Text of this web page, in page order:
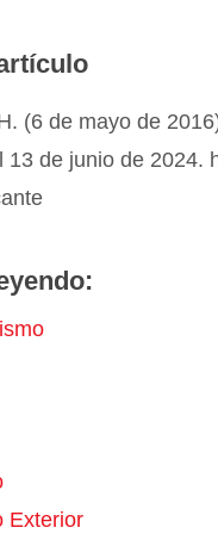
(6 de mayo de
13 de junio de 2024.
Exterior